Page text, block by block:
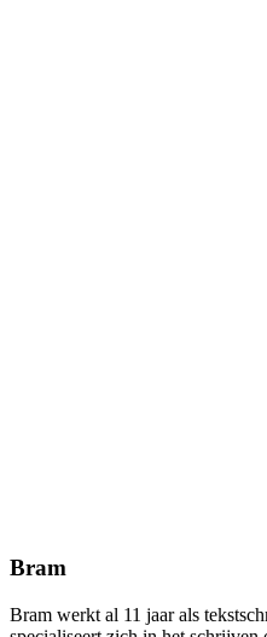
Bram
Bram werkt al 11 jaar als